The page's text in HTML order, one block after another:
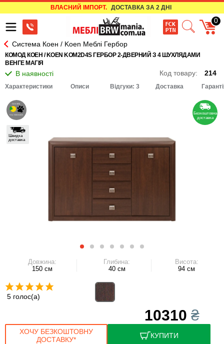
ВЛАСНИЙ ІМПОРТ. ДОСТАВКА ЗА 2 ДНІ
0
Система Коен / Koen Меблі Гербор
КОМОД КОЕН / KOEN KOM2D4S ГЕРБОР 2-ДВЕРНИЙ З 4 ШУХЛЯДАМИ
ВЕНГЕ МАГІЯ
Код товару: 214
Характеристики Описи Відгуки: 3 Доставка
Довжина:
150 см
Глибина:
40 см
Висота:
94 см
5 голос(а)
10310 ₴
КУПИТИ
ХОЧУ БЕЗКОШТОВНУ
ДОСТАВКУ*